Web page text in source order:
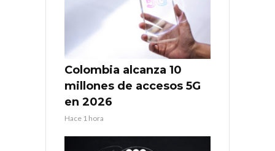
Colombia alcanza 10
millones de accesos 5G
en 2026
Hace 1 hora